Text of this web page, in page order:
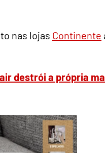
nas lojas Continente
destrói a própria